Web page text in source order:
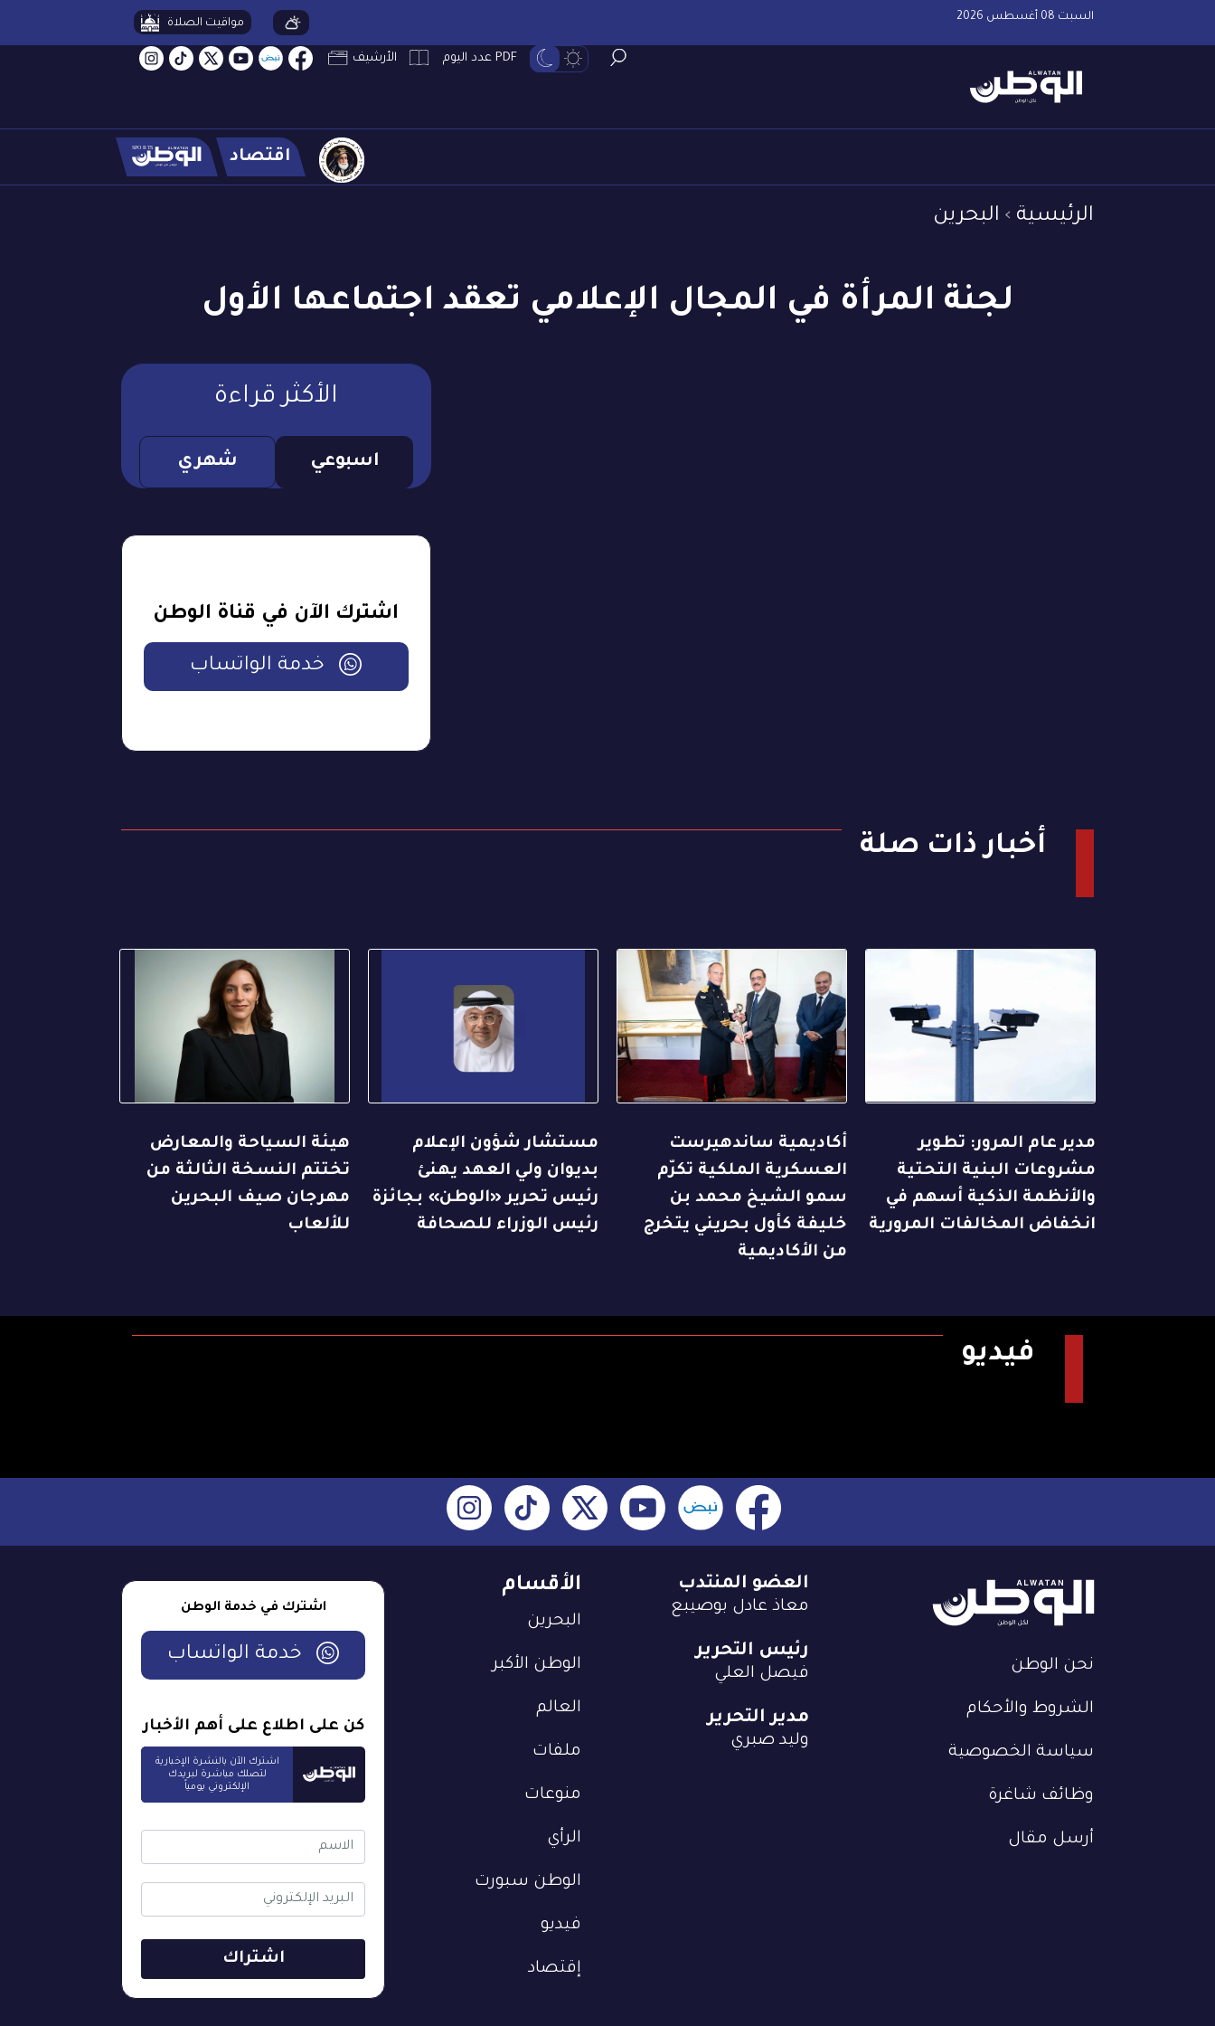
السبت 08 أغسطس 2026 مواقيت الصلاة
PDF عدد اليوم الأرشيف
اقتصاد
الرئيسية البحرين
لجنة المرأة في المجال الإعلامي تعقد اجتماعها الأول
الأكثر قراءة
اسبوعي شهري
اشترك الآن في قناة الوطن
خدمة الواتساب
أخبار ذات صلة
مدير عام المرور: تطوير
مشروعات البنية التحتية
والأنظمة الذكية أسهم في
انخفاض المخالفات المرورية
أكاديمية ساندهيرست
العسكرية الملكية تكرّم
سمو الشيخ محمد بن
خليفة كأول بحريني يتخرج
من الأكاديمية
مستشار شؤون الإعلام
بديوان ولي العهد يهنئ
رئيس تحرير «الوطن» بجائزة
رئيس الوزراء للصحافة
هيئة السياحة والمعارض
تختتم النسخة الثالثة من
مهرجان صيف البحرين
للألعاب
فيديو
نحن الوطن
الشروط والأحكام
سياسة الخصوصية
وظائف شاغرة
أرسل مقال
الأقسام
البحرين
الوطن الأكبر
العالم
ملفات
منوعات
الرأي
الوطن سبورت
فيديو
إقتصاد
العضو المنتدب
معاذ عادل بوصيبع
رئيس التحرير
فيصل العلي
مدير التحرير
وليد صبري
اشترك في خدمة الوطن
خدمة الواتساب
كن على اطلاع على أهم الأخبار
اشترك الآن بالنشرة الإخبارية
لتصلك مباشرة لبريدك
الإلكتروني يومياً
اشتراك